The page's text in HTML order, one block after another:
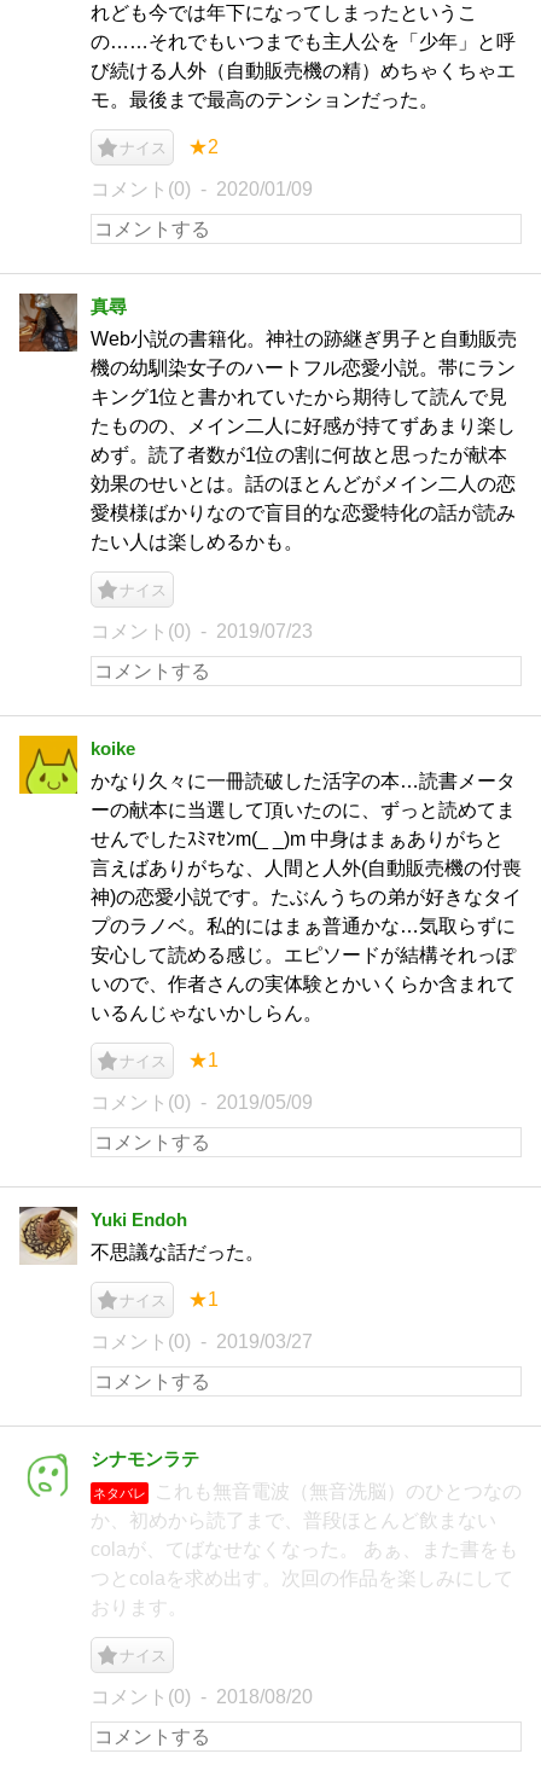
れども今では年下になってしまったというこ
の……それでもいつまでも主人公を「少年」と呼
び続ける人外（自動販売機の精）めちゃくちゃエ
モ。最後まで最高のテンションだった。
ナイス ★2
コメント(0) 2020/01/09
真尋
Web小説の書籍化。神社の跡継ぎ男子と自動販売
機の幼馴染女子のハートフル恋愛小説。帯にラン
キング1位と書かれていたから期待して読んで見
たものの、メイン二人に好感が持てずあまり楽し
めず。読了者数が1位の割に何故と思ったが献本
効果のせいとは。話のほとんどがメイン二人の恋
愛模様ばかりなので盲目的な恋愛特化の話が読み
たい人は楽しめるかも。
ナイス
コメント(0) 2019/07/23
koike
かなり久々に一冊読破した活字の本…読書メータ
ーの献本に当選して頂いたのに、ずっと読めてま
せんでしたｽﾐﾏｾﾝm(_ _)m 中身はまぁありがちと
言えばありがちな、人間と人外(自動販売機の付喪
神)の恋愛小説です。たぶんうちの弟が好きなタイ
プのラノベ。私的にはまぁ普通かな…気取らずに
安心して読める感じ。エピソードが結構それっぽ
いので、作者さんの実体験とかいくらか含まれて
いるんじゃないかしらん。
ナイス ★1
コメント(0) 2019/05/09
Yuki Endoh
不思議な話だった。
ナイス ★1
コメント(0) 2019/03/27
シナモンラテ
ネタバレ
これも無音電波（無音洗脳）のひとつなの
か、初めから読了まで、普段ほとんど飲まない
colaが、てばなせなくなった。 あぁ、また書をも
つとcolaを求め出す。次回の作品を楽しみにして
おります。
ナイス
コメント(0) 2018/08/20